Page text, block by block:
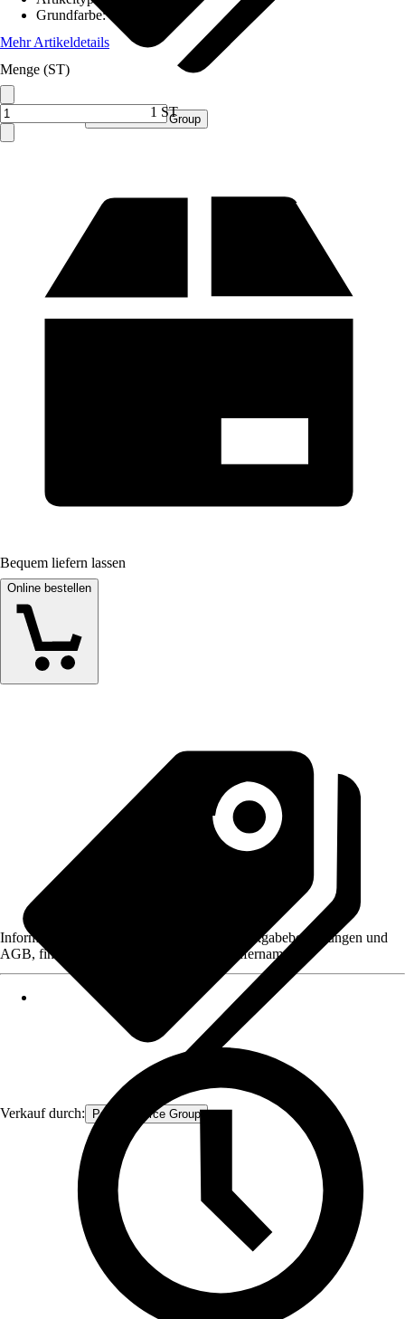
Verkauf durch: Procommerce Group
Grundfarbe:
Mehr Artikeldetails
Menge (ST)
1 ST
Bequem liefern lassen
Online bestellen
Verkauf durch: Procommerce Group
Informationen des Verkäufers, wie z. B. Rückgabebedingungen und
AGB, finden Sie bei Klick auf den Verkäufernamen.